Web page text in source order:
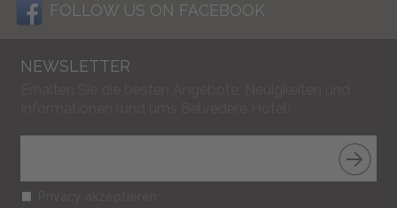
FOLLOW US ON FACEBOOK
NEWSLETTER